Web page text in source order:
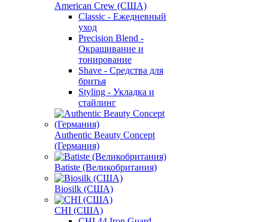
American Crew (США)
Classic - Ежедневный
уход
Precision Blend -
Окрашивание и
тонирование
Shave - Средства для
бритья
Styling - Укладка и
стайлинг
Authentic Beauty Concept
(Германия)
Batiste (Великобритания)
Biosilk (США)
CHI (США)